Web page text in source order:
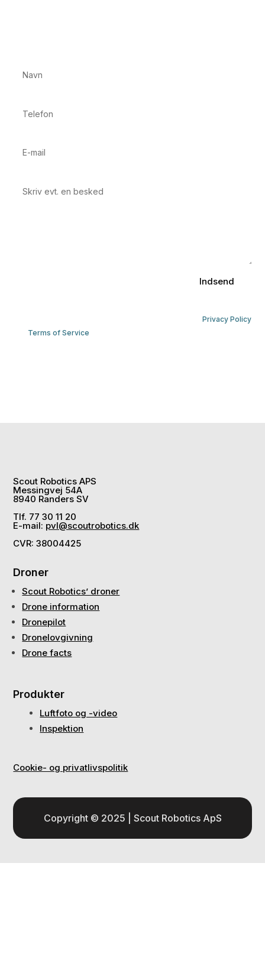
Indsend
This site is protected by reCAPTCHA and the GooglePrivacy Policy
Terms of Service
Scout Robotics APS
Messingvej 54A
8940 Randers SV
Tlf. 77 30 11 20
E-mail: pvl@scoutrobotics.dk
CVR: 38004425
Droner
Scout Robotics’ droner
Drone information
Dronepilot
Dronelovgivning
Drone facts
Produkter
Luftfoto og -video
Inspektion
Cookie- og privatlivspolitik
Copyright © 2025 | Scout Robotics ApS